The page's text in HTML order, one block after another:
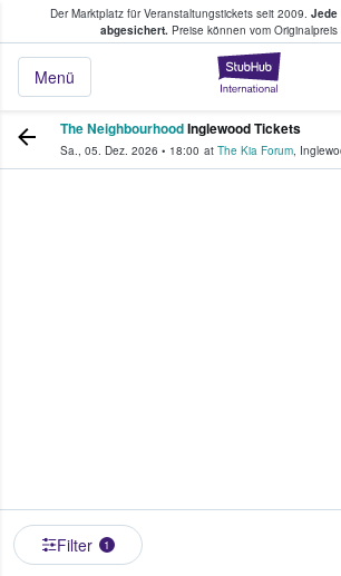
Der Marktplatz für Veranstaltungstickets seit 2009. Jede
abgesichert.Preise können vom Originalpreis
Menü
Tickets kaufen &
The NeighbourhoodInglewood Tickets
Sa., 05. Dez. 2026 • 18:00 at The Kia Forum,
Filter 1